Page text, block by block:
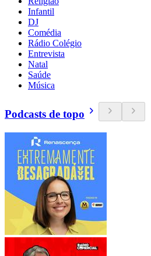
Infantil
DJ
Comédia
Rádio Colégio
Entrevista
Natal
Saúde
Música
Podcasts de topo